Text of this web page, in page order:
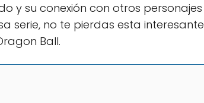
y su conexión con otros personajes
serie, no te pierdas esta interesante
Ball.